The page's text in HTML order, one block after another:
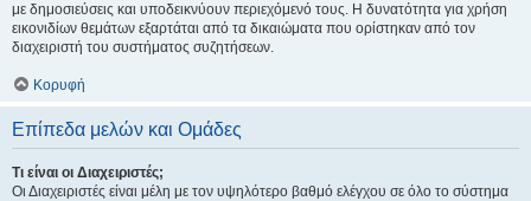
με δημοσιεύσεις και υποδεικνύουν περιεχόμενό τους. Η δυνατότητα για χρήση
εικονιδίων θεμάτων εξαρτάται από τα δικαιώματα που ορίστηκαν από τον
διαχειριστή του συστήματος συζητήσεων.
Κορυφή
Επίπεδα μελών και Ομάδες
Τι είναι οι Διαχειριστές;
Οι Διαχειριστές είναι μέλη με τον υψηλότερο βαθμό ελέγχου σε όλο το σύστημα